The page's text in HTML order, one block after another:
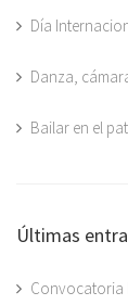
Día
Danza,
Bailar en el
Últimas
Convocatoria